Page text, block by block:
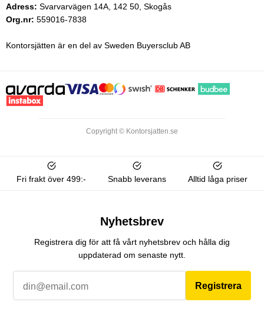
Adress: Svarvarvägen 14A, 142 50, Skogås
Org.nr: 559016-7838
Kontorsjätten är en del av Sweden Buyersclub AB
Copyright © Kontorsjatten.se
Fri frakt över 499:- Snabb leverans Alltid låga priser
Nyhetsbrev
Registrera dig för att få vårt nyhetsbrev och hålla dig
uppdaterad om senaste nytt.
Registrera